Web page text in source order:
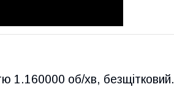
1.160000 об/хв, безщітковий.